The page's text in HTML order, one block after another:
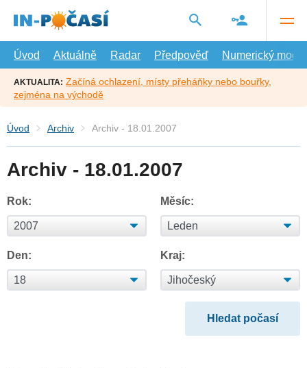
hlavní
Úvod
Aktuálně Radar Předpověď Numerický model
AKTUALITA: Začíná ochlazení, místy přeháňky nebo bouřky,
zejména na východě
Úvod Archiv Archiv - 18.01.2007
Archiv - 18.01.2007
Rok: Měsíc:
Den: Kraj: